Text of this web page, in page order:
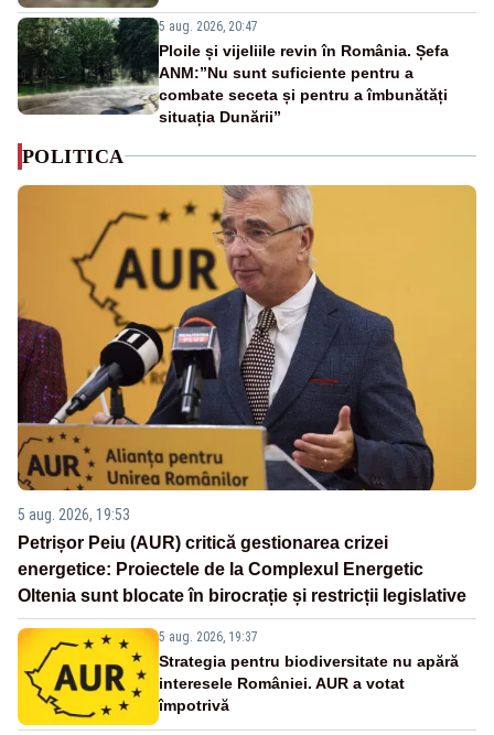
5 aug. 2026, 20:47
Ploile și vijeliile revin în România. Șefa
ANM:”Nu sunt suficiente pentru a
combate seceta și pentru a îmbunătăți
situația Dunării”
POLITICA
5 aug. 2026, 19:53
Petrișor Peiu (AUR) critică gestionarea crizei
energetice: Proiectele de la Complexul Energetic
Oltenia sunt blocate în birocrație și restricții legislative
5 aug. 2026, 19:37
Strategia pentru biodiversitate nu apără
interesele României. AUR a votat
împotrivă